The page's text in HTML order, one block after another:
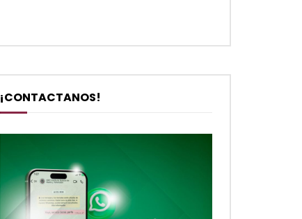
¡CONTACTANOS!